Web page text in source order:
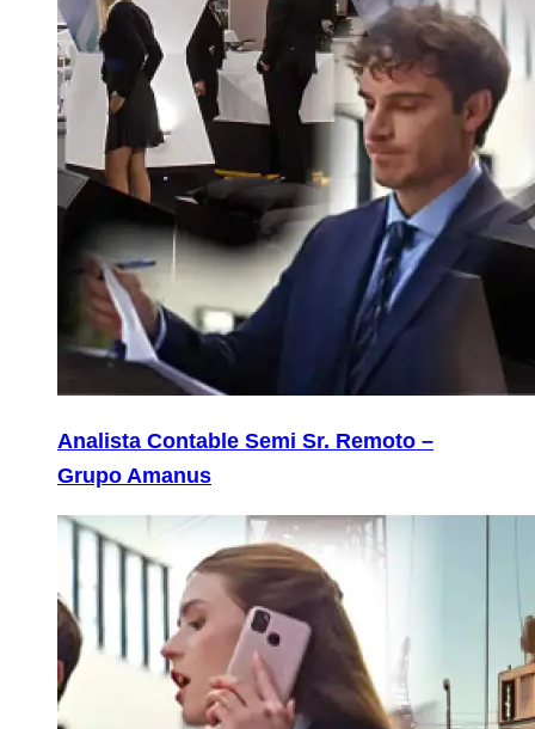
Analista Contable Semi Sr. Remoto –
Grupo Amanus